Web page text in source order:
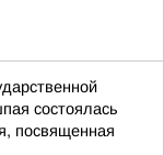
состоялась
посвященная